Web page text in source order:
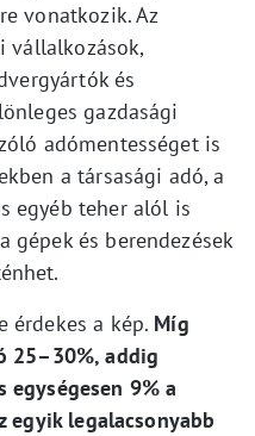
vonatkozik. Az
vállalkozások,
és
gazdasági
adómentességet is
a társasági adó, a
egyéb teher alól is
gépek és berendezések
érdekes a kép. Míg
25–30%, addig
egységesen 9% a
egyik legalacsonyabb